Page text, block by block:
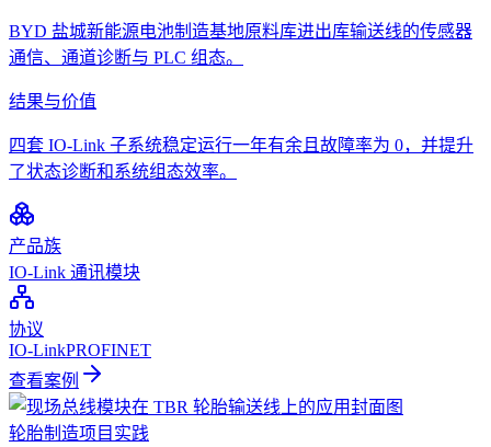
BYD 盐城新能源电池制造基地原料库进出库输送线的传感器
通信、通道诊断与 PLC 组态。
结果与价值
四套 IO-Link 子系统稳定运行一年有余且故障率为 0，并提升
了状态诊断和系统组态效率。
产品族
IO-Link 通讯模块
协议
IO-LinkPROFINET
查看案例
轮胎制造项目实践